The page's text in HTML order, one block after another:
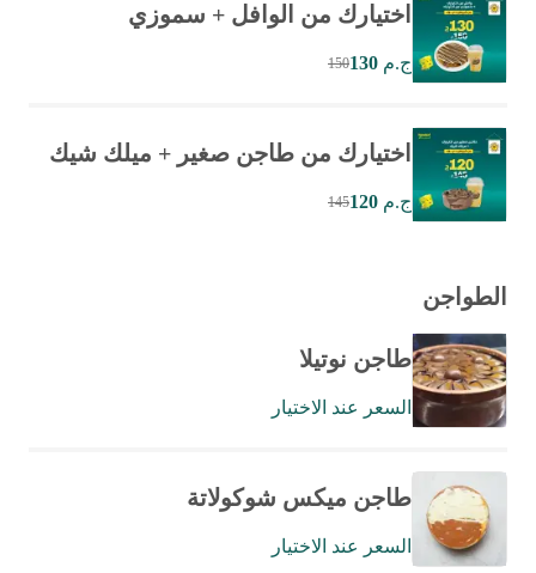
اختيارك من الوافل + سموزي
ج.م 130
150
اختيارك من طاجن صغير + ميلك شيك
ج.م 120
145
الطواجن
طاجن نوتيلا
السعر عند الاختيار
طاجن ميكس شوكولاتة
السعر عند الاختيار